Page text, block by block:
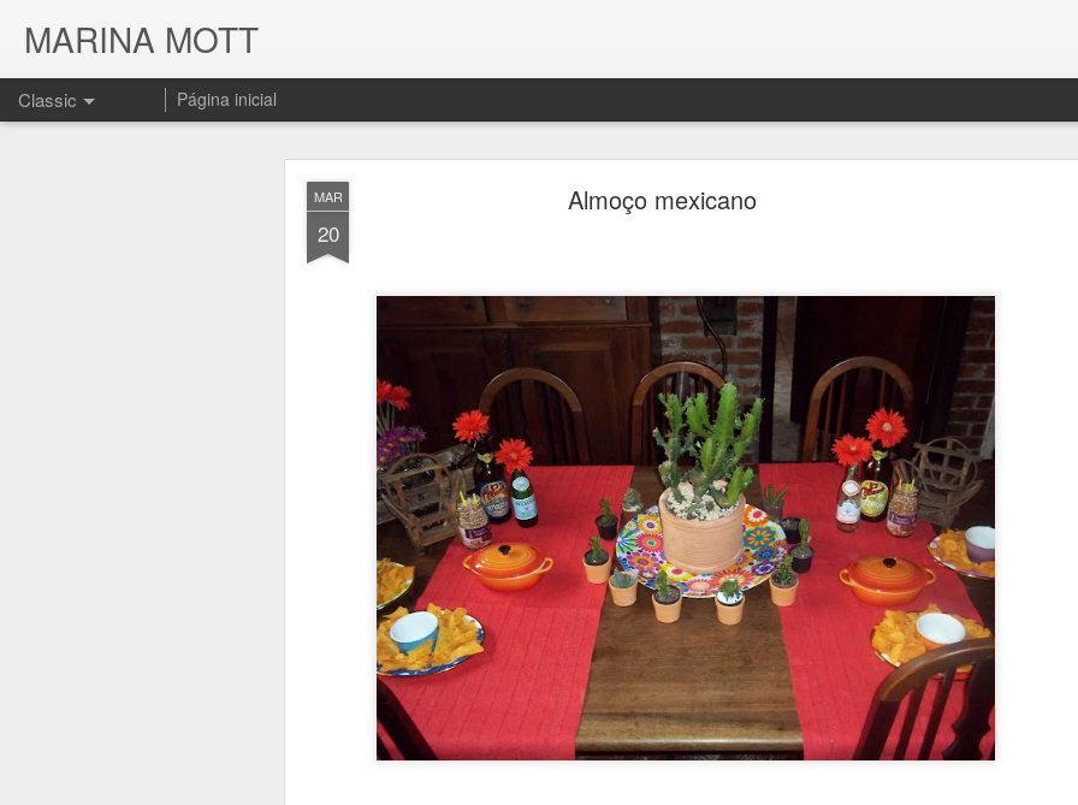
MAR
20
Almoço mexicano
MARINA MOTT
Classic Página inicial
BOLO DENSO DE CHOCOLATE COM BANANA